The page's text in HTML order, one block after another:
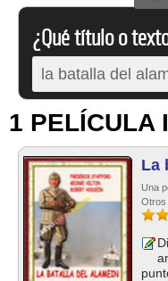
¿Qué título o
1 PELÍCULA
La
Una
Otros